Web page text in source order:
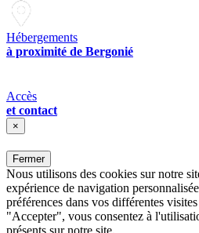
Hébergements
à proximité de Bergonié
Accès
et contact
×
Fermer
Nous utilisons des cookies sur notre
expérience de navigation
préférences dans vos différentes
"Accepter", vous consentez à
présents sur notre site.